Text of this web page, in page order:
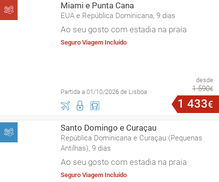
Miami e Punta Cana
EUA e República Dominicana, 9 dias
Ao seu gosto com estadia na praia
Seguro Viagem Incluído
Partida a 01/10/2026 de Lisboa
desde
1 590€
1 433€
Santo Domingo e Curaçau
República Dominicana e Curaçau (Pequenas
Antilhas), 9 dias
Ao seu gosto com estadia na praia
Seguro Viagem Incluído